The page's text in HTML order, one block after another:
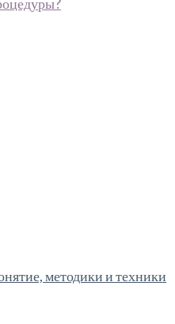
методики и техники